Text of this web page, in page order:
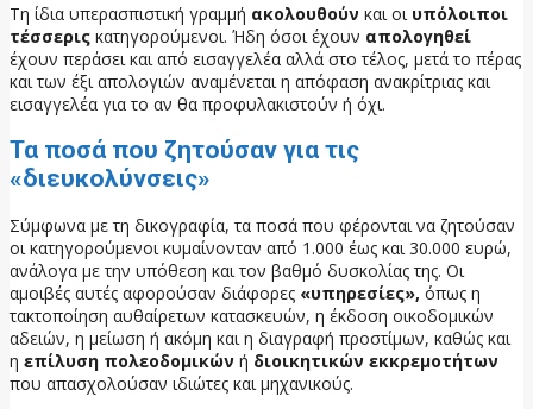
Τη ίδια υπερασπιστική γραμμή ακολουθούν και οι υπόλοιποι
τέσσερις κατηγορούμενοι. Ήδη όσοι έχουν απολογηθεί
έχουν περάσει και από εισαγγελέα αλλά στο τέλος, μετά το πέρας
και των έξι απολογιών αναμένεται η απόφαση ανακρίτριας και
εισαγγελέα για το αν θα προφυλακιστούν ή όχι.
Τα ποσά που ζητούσαν για τις
«διευκολύνσεις»
Σύμφωνα με τη δικογραφία, τα ποσά που φέρονται να ζητούσαν
οι κατηγορούμενοι κυμαίνονταν από 1.000 έως και 30.000 ευρώ,
ανάλογα με την υπόθεση και τον βαθμό δυσκολίας της. Οι
αμοιβές αυτές αφορούσαν διάφορες «υπηρεσίες», όπως η
τακτοποίηση αυθαίρετων κατασκευών, η έκδοση οικοδομικών
αδειών, η μείωση ή ακόμη και η διαγραφή προστίμων, καθώς και
η επίλυση πολεοδομικών ή διοικητικών εκκρεμοτήτων
που απασχολούσαν ιδιώτες και μηχανικούς.